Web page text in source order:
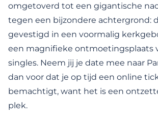
omgetoverd tot een gigantische
tegen een bijzondere achtergrond:
gevestigd in een voormalig
een magnifieke ontmoetingsplaats
singles. Neem jij je date mee naar
dan voor dat je op tijd een online
bemachtigt, want het is een
plek.